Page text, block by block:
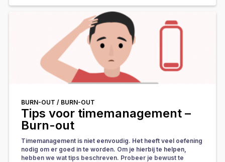
BURN-OUT / BURN-OUT
Tips voor timemanagement –
Burn-out
Timemanagement is niet eenvoudig. Het heeft veel oefening
nodig om er goed in te worden. Om je hierbij te helpen,
hebben we wat tips beschreven. Probeer je bewust te